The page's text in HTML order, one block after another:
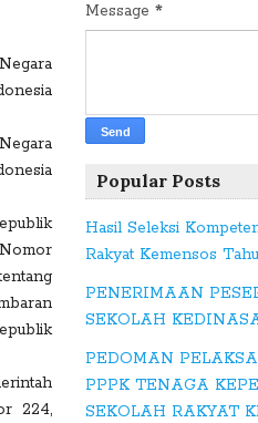
224,
Message *
Popular Posts
Hasil Seleksi
Rakyat Kemensos
PENERIMAAN
SEKOLAH
PEDOMAN
PPPK TENAGA
SEKOLAH RAKYAT